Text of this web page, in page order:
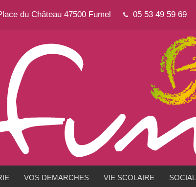
du Château 47500 Fumel 05 53 49 59 69
VOS DEMARCHES VIE SCOLAIRE SOCIAL